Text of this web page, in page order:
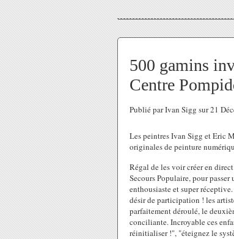
500 gamins
Centre
Publié par Ivan Sigg sur 21
Les peintres Ivan Sigg et Eric
originales de peinture
Régal de les voir créer en
Secours Populaire, pour
enthousiaste et super
désir de participation ! les
parfaitement déroulé, le
conciliante. Incroyable ces
réinitialiser !", "éteignez le